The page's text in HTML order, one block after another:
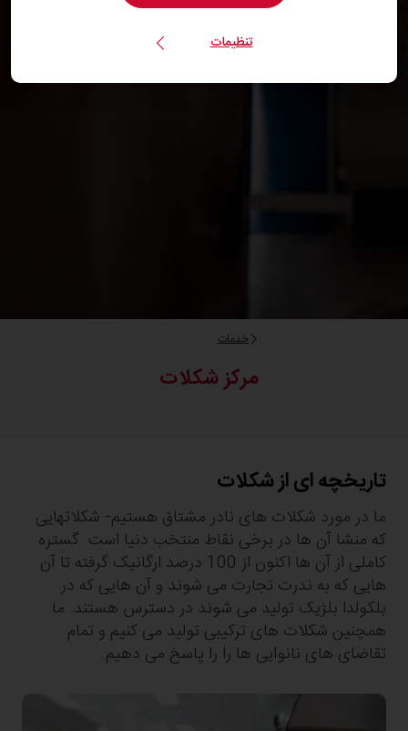
خدمات
مرکز شکلات
تاریخچه ای از شکلات
ما در مورد شکلات های نادر مشتاق هستیم- شکلاتهایی
که منشا آن ها در برخی نقاط منتخب دنیا است. گستره
کاملی از آن ها اکنون از 100 درصد ارگانیک گرفته تا آن
هایی که به ندرت تجارت می شوند و آن هایی که در
بلکولدا بلژیک تولید می شوند در دسترس هستند. ما
همچنین شکلات های ترکیبی تولید می کنیم و تمام
تقاضای های نانوایی ها را را پاسخ می دهیم.
تنظیمات